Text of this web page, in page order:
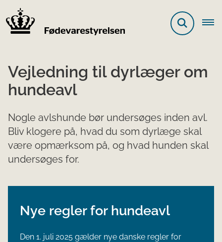
Vejledning til dyrlæger om
hundeavl
Nogle avlshunde bør undersøges inden avl.
Bliv klogere på, hvad du som dyrlæge skal
være opmærksom på, og hvad hunden skal
undersøges for.
Nye regler for hundeavl
Den 1. juli 2025 gælder nye danske regler for